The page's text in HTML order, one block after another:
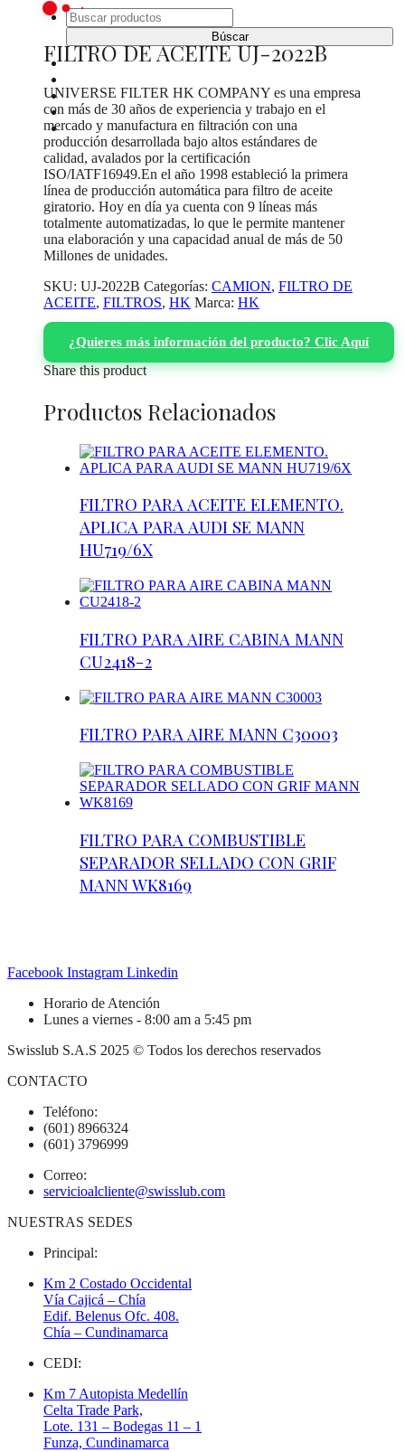
Buscar:
INICIO
¿DONDE COMPRAR?
SOBRE NOSOTROS
CONTACTO
FILTRO DE ACEITE UJ-2022B
UNIVERSE FILTER HK COMPANY es una empresa
con más de 30 años de experiencia y trabajo en el
mercado y manufactura en filtración con una
producción desarrollada bajo altos estándares de
calidad, avalados por la certificación
ISO/IATF16949.En el año 1998 estableció la primera
línea de producción automática para filtro de aceite
giratorio. Hoy en día ya cuenta con 9 líneas más
totalmente automatizadas, lo que le permite mantener
una elaboración y una capacidad anual de más de 50
Millones de unidades.
SKU: UJ-2022B Categorías: CAMION, FILTRO DE
ACEITE, FILTROS, HK Marca: HK
¿Quieres más información del producto? Clic Aquí
Share this product
Productos Relacionados
FILTRO PARA ACEITE ELEMENTO.
APLICA PARA AUDI SE MANN
HU719/6X
FILTRO PARA AIRE CABINA MANN
CU2418-2
FILTRO PARA AIRE MANN C30003
FILTRO PARA COMBUSTIBLE
SEPARADOR SELLADO CON GRIF
MANN WK8169
Facebook Instagram Linkedin
Horario de Atención
Lunes a viernes - 8:00 am a 5:45 pm
Swisslub S.A.S 2025 © Todos los derechos reservados
CONTACTO
Teléfono:
(601) 8966324
(601) 3796999
Correo:
servicioalcliente@swisslub.com
NUESTRAS SEDES
Principal:
Km 2 Costado Occidental
Vía Cajicá – Chía
Edif. Belenus Ofc. 408.
Chía – Cundinamarca
CEDI:
Km 7 Autopista Medellín
Celta Trade Park,
Lote. 131 – Bodegas 11 – 1
Funza, Cundinamarca